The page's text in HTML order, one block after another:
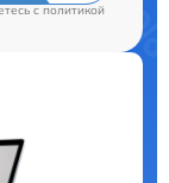
cполитикой